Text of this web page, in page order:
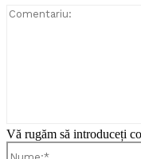
Vă rugăm să introduceți